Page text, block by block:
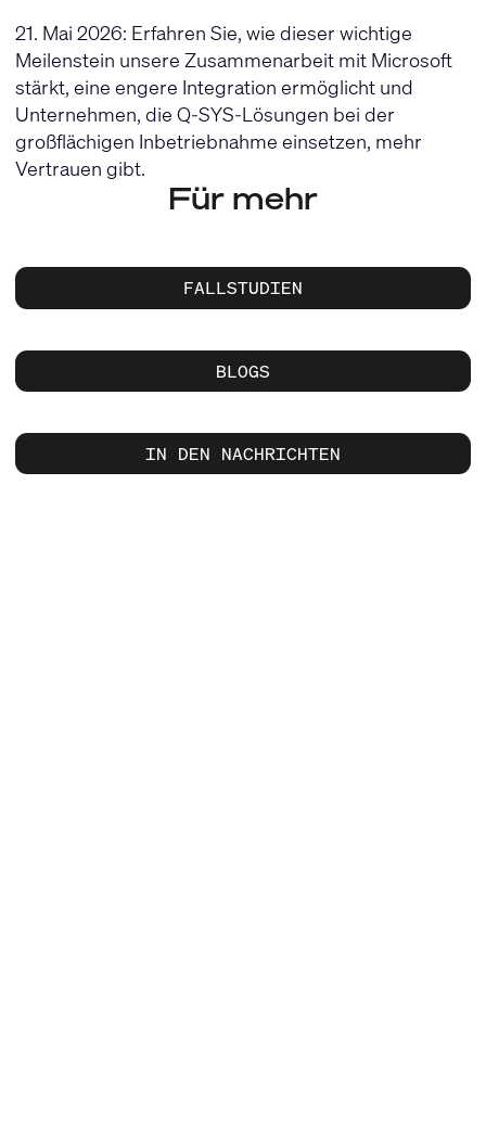
21. Mai 2026: Erfahren Sie, wie dieser wichtige
Meilenstein unsere Zusammenarbeit mit Microsoft
stärkt, eine engere Integration ermöglicht und
Unternehmen, die Q-SYS-Lösungen bei der
großflächigen Inbetriebnahme einsetzen, mehr
Vertrauen gibt.
Für mehr
FALLSTUDIEN
BLOGS
IN DEN NACHRICHTEN